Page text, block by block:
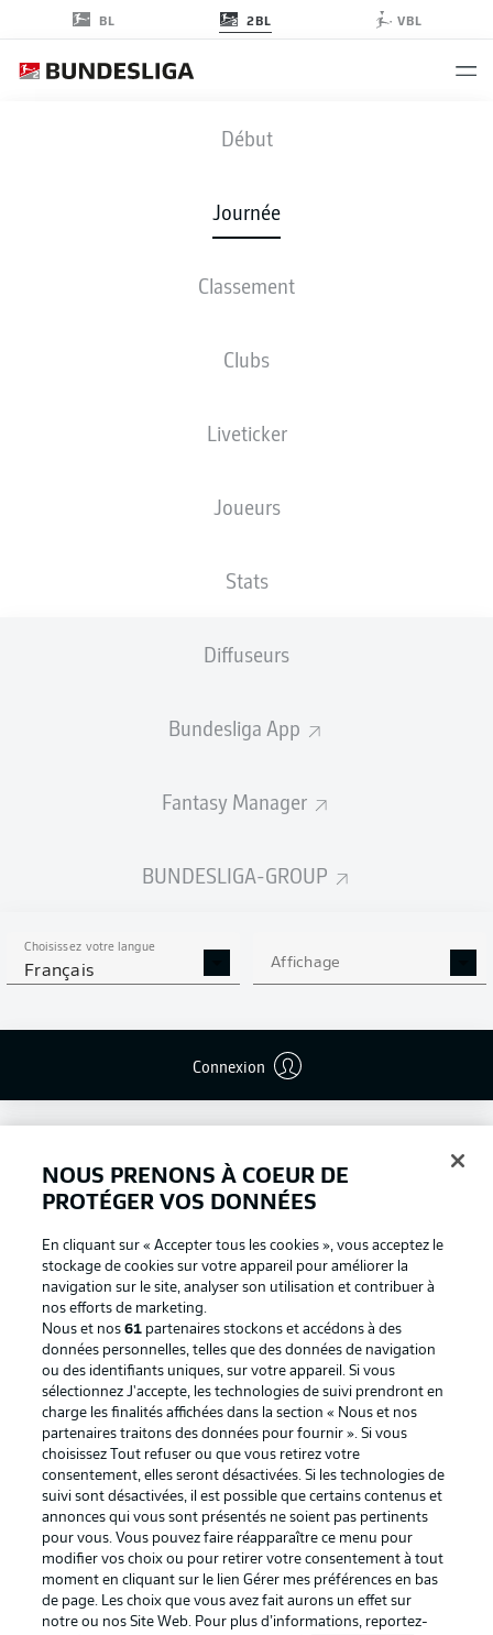
BL 2BL VBL
Début
Journée
Classement
Clubs
Liveticker
Joueurs
Stats
Diffuseurs
Bundesliga App
Fantasy Manager
BUNDESLIGA-GROUP
Choisissez votre langue
Français Affichage
Connexion
FCH - SVD
COMPOSITIONS STATISTIQUES
ven., 09.04.2027 - dim., 11.04.2027
Publicité
Football as it's meant to be
BUNDESLIGA APP
Proposé par
NOUS PRENONS À COEUR DE
PROTÉGER VOS DONNÉES
En cliquant sur « Accepter tous les cookies », vous acceptez le
stockage de cookies sur votre appareil pour améliorer la
navigation sur le site, analyser son utilisation et contribuer à
nos efforts de marketing.
Nous et nos61 partenaires stockons et accédons à des
données personnelles, telles que des données de navigation
ou des identifiants uniques, sur votre appareil. Si vous
sélectionnez J'accepte, les technologies de suivi prendront en
charge les finalités affichées dans la section « Nous et nos
partenaires traitons des données pour fournir ». Si vous
choisissez Tout refuser ou que vous retirez votre
consentement, elles seront désactivées. Si les technologies de
suivi sont désactivées, il est possible que certains contenus et
annonces qui vous sont présentés ne soient pas pertinents
pour vous. Vous pouvez faire réapparaître ce menu pour
modifier vos choix ou pour retirer votre consentement à tout
moment en cliquant sur le lien Gérer mes préférences en bas
de page. Les choix que vous avez fait aurons un effet sur
notre ou nos Site Web. Pour plus d’informations, reportez-